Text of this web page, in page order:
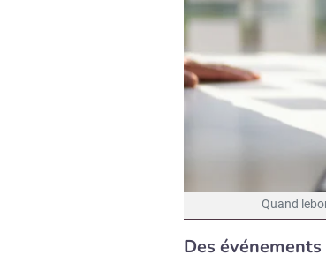
Quand
Des